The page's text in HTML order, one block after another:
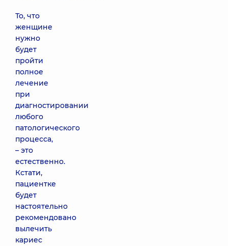
То, что
женщине
нужно
будет
пройти
полное
лечение
при
диагностировании
любого
патологического
процесса,
– это
естественно.
Кстати,
пациентке
будет
настоятельно
рекомендовано
вылечить
кариес